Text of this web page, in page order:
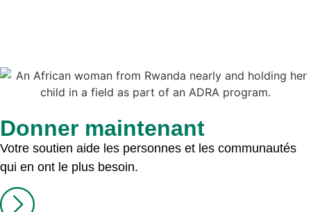
Donner maintenant
Votre soutien aide les personnes et les communautés
qui en ont le plus besoin.